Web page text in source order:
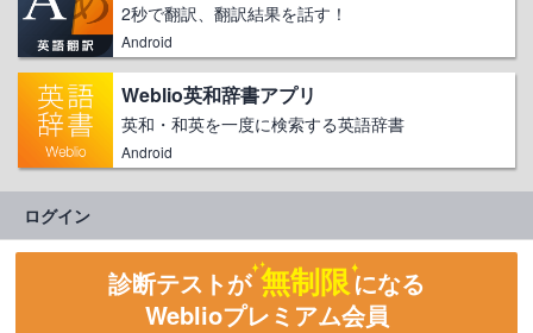
2秒で翻訳、翻訳結果を話す！
Android
Weblio英和辞書アプリ
英和・和英を一度に検索する英語辞書
Android
ログイン
診断テストが 無制限になる
Weblioプレミアム会員